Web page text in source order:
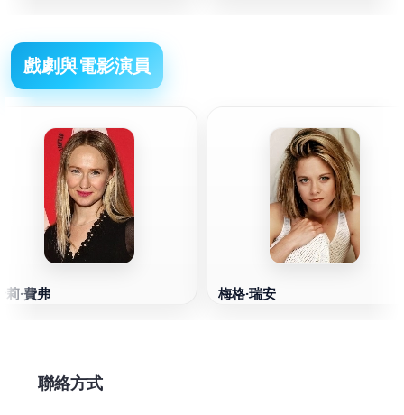
戲劇與電影演員
莉·費弗 梅格·瑞安
聯絡方式